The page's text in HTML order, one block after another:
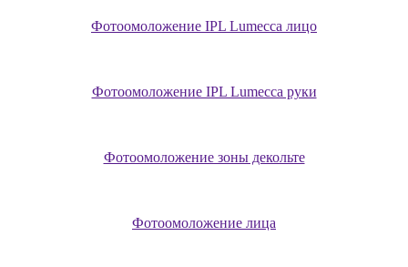
Фотоомоложение IPL Lumecca лицо
Фотоомоложение IPL Lumecca руки
Фотоомоложение зоны декольте
Фотоомоложение лица